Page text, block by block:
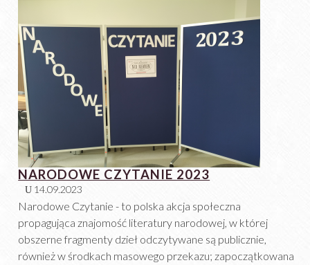
NARODOWE CZYTANIE 2023
14.09.2023
Narodowe Czytanie - to polska akcja społeczna
propagująca znajomość literatury narodowej, w której
obszerne fragmenty dzieł odczytywane są publicznie,
również w środkach masowego przekazu; zapoczątkowana